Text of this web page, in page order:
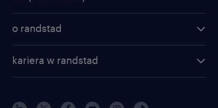
specjalizacje
praca w amazon
o randstad
dla mediów
kariera w randstad
nasz świat